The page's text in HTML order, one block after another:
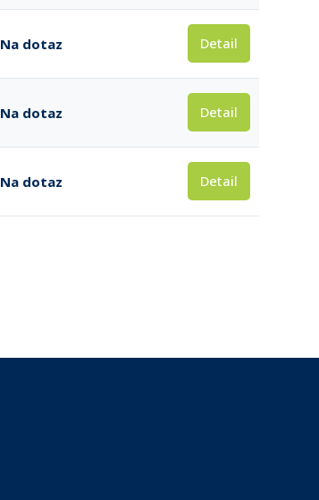
Na dotaz Detail
Na dotaz Detail
Na dotaz Detail